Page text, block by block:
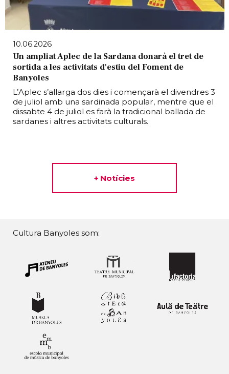
10.06.2026
Un ampliat Aplec de la Sardana donarà el tret de
sortida a les activitats d'estiu del Foment de
Banyoles
L’Aplec s’allarga dos dies i començarà el divendres 3
de juliol amb una sardinada popular, mentre que el
dissabte 4 de juliol es farà la tradicional ballada de
sardanes i altres activitats culturals.
+ Notícies
Cultura Banyoles som: